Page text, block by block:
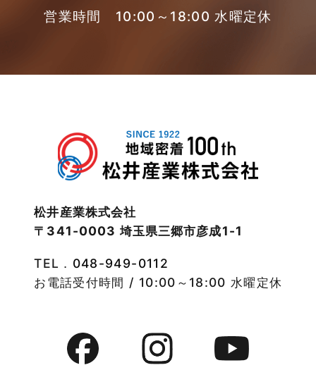
営業時間 10:00～18:00 水曜定休
松井産業株式会社
〒341-0003 埼玉県三郷市彦成1-1
TEL． 048-949-0112
お電話受付時間 / 10:00～18:00 水曜定休